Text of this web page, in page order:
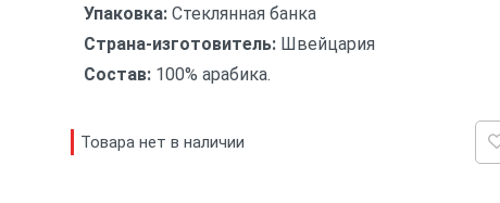
Упаковка: Стеклянная банка
Страна-изготовитель: Швейцария
Состав: 100% арабика.
Товара нет в наличии